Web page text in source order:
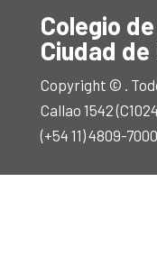
Colegio
Ciudad
Copyright © .
Callao 1542
(+54 11) 4809-7000